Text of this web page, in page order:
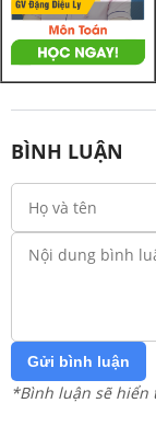
BÌNH LUẬN
Gửi bình luận
*Bình luận sẽ hiển